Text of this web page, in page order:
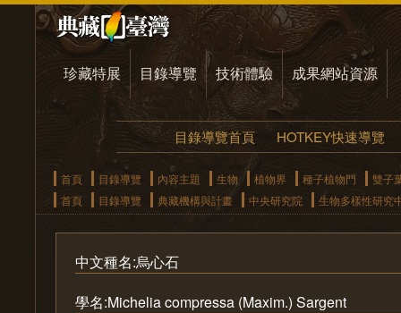
珍藏特展 目錄導覽 技術體驗 成果網站資源
目錄導覽首頁 HOTKEY快速導覽
首頁 目錄導覽 內容主題 生物 植物界 種子植物門
雙子
首頁
目錄導覽 典藏機構與計畫 中央研究院 生物多樣性研究
中文種名:烏心石
學名:Michelia compressa (Maxim.) Sargent